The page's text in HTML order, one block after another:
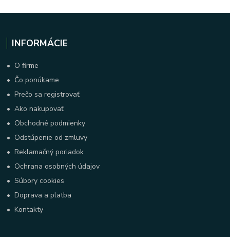
INFORMÁCIE
• O firme
• Čo ponúkame
•Prečo sa registrovať
•Ako nakupovať
• Obchodné podmienky
• Odstúpenie od zmluvy
•Reklamačný poriadok
• Ochrana osobných údajov
•Súbory cookies
•Doprava a platba
•Kontakty